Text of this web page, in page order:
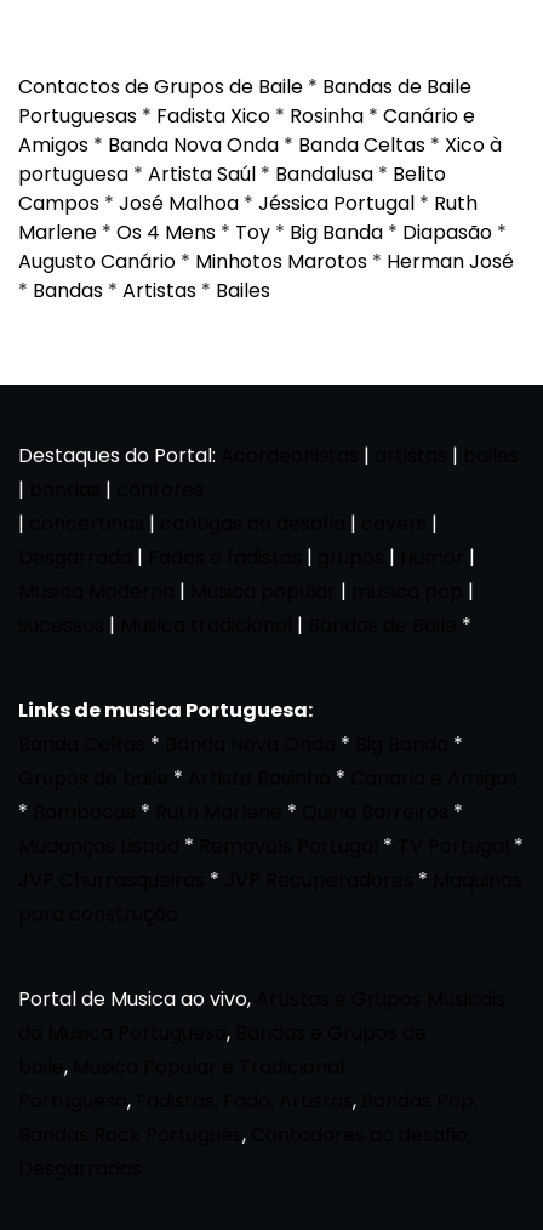
Contactos de Grupos de Baile * Bandas de Baile
Portuguesas * Fadista Xico * Rosinha * Canário e
Amigos * Banda Nova Onda * Banda Celtas * Xico à
portuguesa * Artista Saúl * Bandalusa * Belito
Campos * José Malhoa * Jéssica Portugal * Ruth
Marlene * Os 4 Mens * Toy * Big Banda * Diapasão *
Augusto Canário * Minhotos Marotos * Herman José
* Bandas * Artistas * Bailes
Destaques do Portal: | |
|
|
|
| |
|
| | |
|
| |
|
| | *
Links de musica Portuguesa:
* *
*
* *
*
* *
*
* *
*
* *
Portal de Musica ao vivo,
,
,
, ,
,